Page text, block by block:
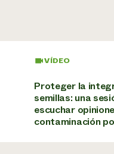
VÍDEO
Proteger la
semillas: una
escuchar
contaminación